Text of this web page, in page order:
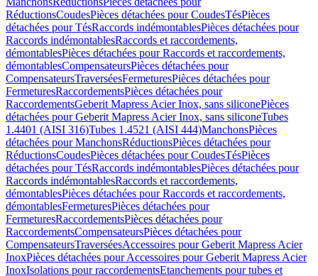
RéductionsCoudesPièces détachées pour CoudesTésPièces
détachées pour TésRaccords indémontablesPièces détachées pour
Raccords indémontablesRaccords et raccordements,
démontablesPièces détachées pour Raccords et raccordements,
démontablesCompensateursPièces détachées pour
CompensateursTraverséesFermeturesPièces détachées pour
FermeturesRaccordementsPièces détachées pour
RaccordementsGeberit Mapress Acier Inox, sans siliconePièces
détachées pour Geberit Mapress Acier Inox, sans siliconeTubes
1.4401 (AISI 316)Tubes 1.4521 (AISI 444)ManchonsPièces
détachées pour ManchonsRéductionsPièces détachées pour
RéductionsCoudesPièces détachées pour CoudesTésPièces
détachées pour TésRaccords indémontablesPièces détachées pour
Raccords indémontablesRaccords et raccordements,
démontablesPièces détachées pour Raccords et raccordements,
démontablesFermeturesPièces détachées pour
FermeturesRaccordementsPièces détachées pour
RaccordementsCompensateursPièces détachées pour
CompensateursTraverséesAccessoires pour Geberit Mapress Acier
InoxPièces détachées pour Accessoires pour Geberit Mapress Acier
InoxIsolations pour raccordementsEtanchements pour tubes et